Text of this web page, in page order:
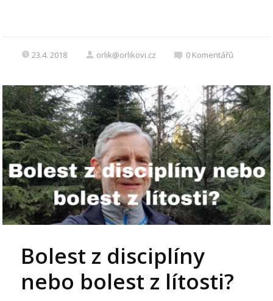
23.4. 2018 orlik@orlikovi.cz 0 Komentářů
Bolest z disciplíny
nebo bolest z lítosti?